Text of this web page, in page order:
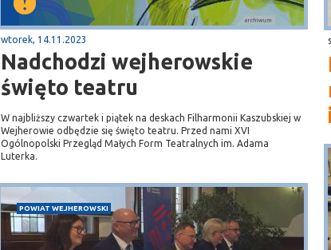
wtorek, 14.11.2023
Nadchodzi wejherowskie
święto teatru
W najbliższy czwartek i piątek na deskach Filharmonii Kaszubskiej w
Wejherowie odbędzie się święto teatru. Przed nami XVI
Ogólnopolski Przegląd Małych Form Teatralnych im. Adama
Luterka.
POWIAT WEJHEROWSKI